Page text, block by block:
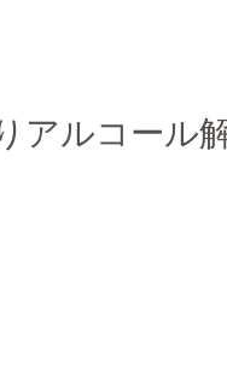
アルコール